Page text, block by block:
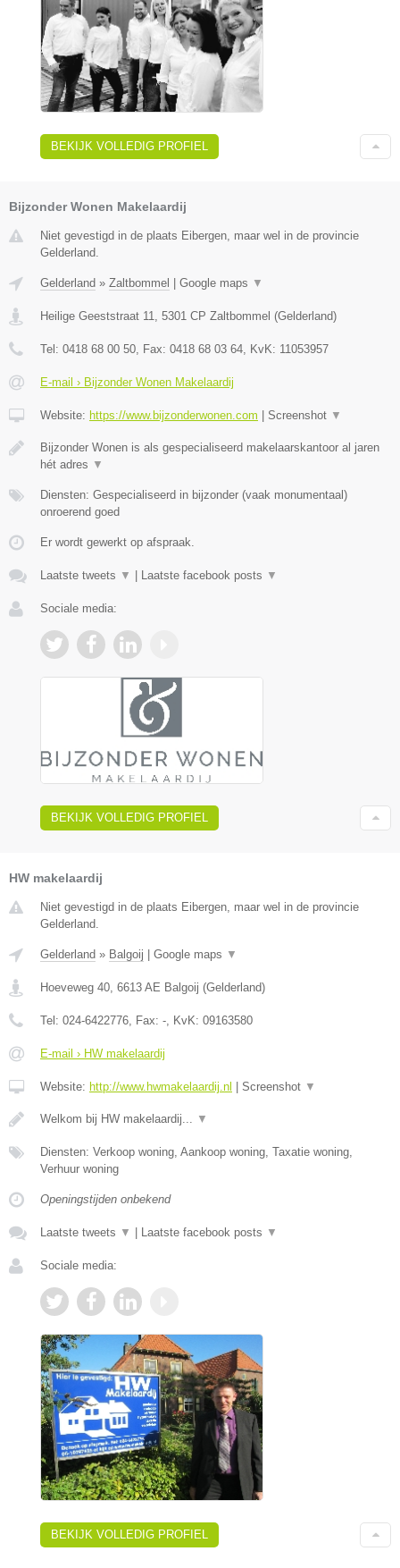
BEKIJK VOLLEDIG PROFIEL
Bijzonder Wonen Makelaardij
Niet gevestigd in de plaats Eibergen, maar wel in de provincie
Gelderland.
Gelderland » Zaltbommel | Google maps ▼
Heilige Geeststraat 11 5301 CP Zaltbommel (Gelderland)
Tel: 0418 68 00 50 , Fax: 0418 68 03 64 , KvK: 11053957
E-mail › Bijzonder Wonen Makelaardij
Website: https://www.bijzonderwonen.com | Screenshot ▼
Bijzonder Wonen is als gespecialiseerd makelaarskantoor al jaren
hét adres ▼
Diensten: Gespecialiseerd in bijzonder (vaak monumentaal)
onroerend goed
Er wordt gewerkt op afspraak.
Laatste tweets ▼ | Laatste facebook posts ▼
Sociale media:
BEKIJK VOLLEDIG PROFIEL
HW makelaardij
Niet gevestigd in de plaats Eibergen, maar wel in de provincie
Gelderland.
Gelderland » Balgoij | Google maps ▼
Hoeveweg 40 6613 AE Balgoij (Gelderland)
Tel: 024-6422776 , Fax: - , KvK: 09163580
E-mail › HW makelaardij
Website: http://www.hwmakelaardij.nl | Screenshot ▼
Welkom bij HW makelaardij... ▼
Diensten: Verkoop woning, Aankoop woning, Taxatie woning,
Verhuur woning
Openingstijden onbekend
Laatste tweets ▼ | Laatste facebook posts ▼
Sociale media:
BEKIJK VOLLEDIG PROFIEL